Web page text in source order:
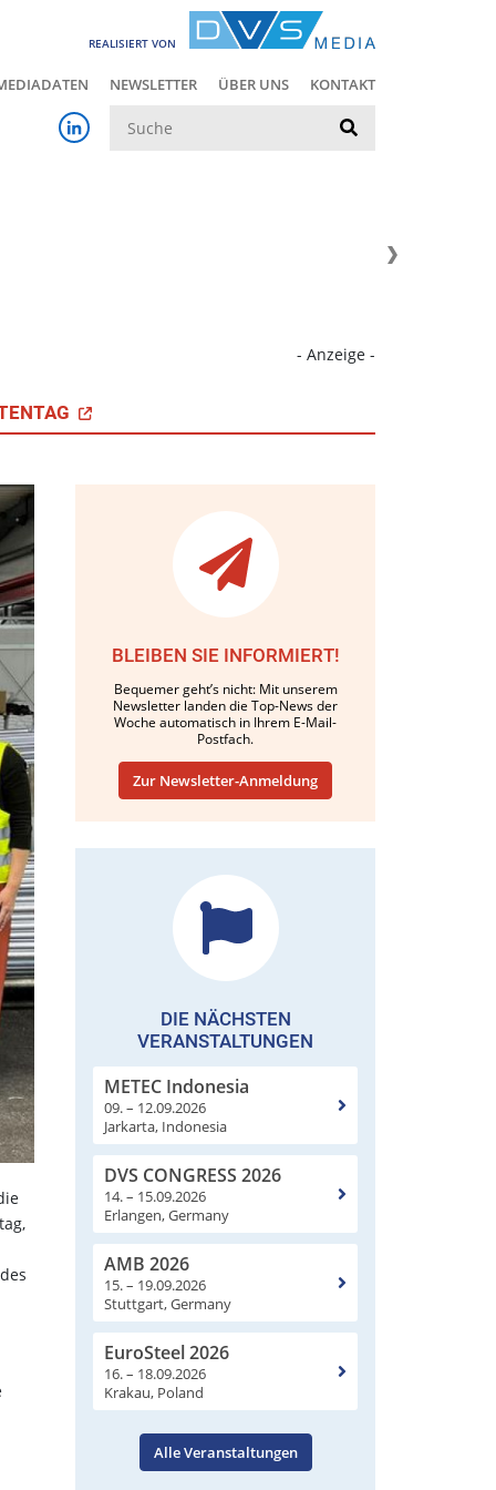
REALISIERT VON
NEWSLETTER ÜBER UNS KONTAKT
- Anzeige -
BLEIBEN SIE INFORMIERT!
Bequemer geht’s nicht: Mit unserem
Newsletter landen die Top-News der
Woche automatisch in Ihrem E-Mail-
Postfach.
Zur Newsletter-Anmeldung
DIE NÄCHSTEN
VERANSTALTUNGEN
METEC Indonesia
09. – 12.09.2026
Jarkarta, Indonesia
DVS CONGRESS 2026
14. – 15.09.2026
Erlangen, Germany
AMB 2026
15. – 19.09.2026
Stuttgart, Germany
EuroSteel 2026
16. – 18.09.2026
Krakau, Poland
Alle Veranstaltungen